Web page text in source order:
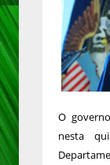
O
nesta